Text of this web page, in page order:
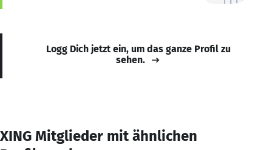
Logg Dich jetzt ein, um das ganze Profil zu
sehen.
XING Mitglieder mit ähnlichen